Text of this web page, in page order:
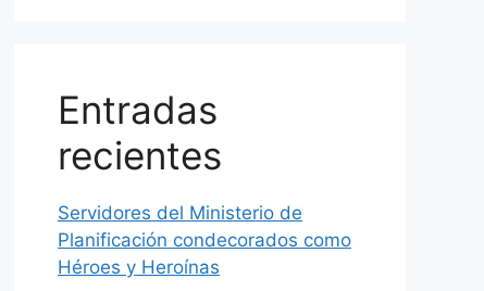
Entradas
recientes
Servidores del Ministerio de
Planificación condecorados como
Héroes y Heroínas